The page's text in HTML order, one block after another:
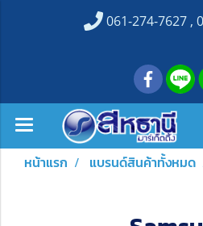
061-274-7627 ,
หน้าแรก แบรนด์สินค้าทั้งหมด